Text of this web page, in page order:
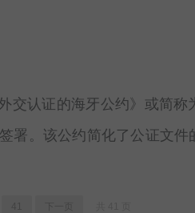
交认证的海牙公约》或简
署。该公约简化了公证文件